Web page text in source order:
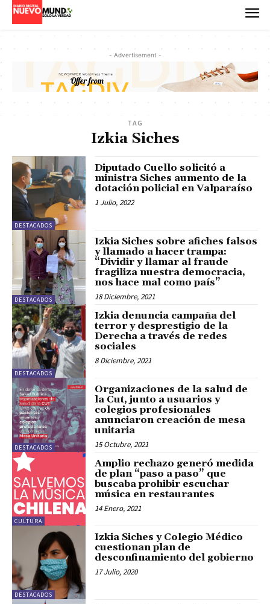
- Advertisement -
TAG
Izkia Siches
DESTACADOS
Diputado Cuello solicitó a
ministra Siches aumento de la
dotación policial en Valparaíso
1 Julio, 2022
DESTACADOS
Izkia Siches sobre afiches falsos
y llamado a hacer trampa:
“Dividir y llamar al fraude
fragiliza nuestra democracia,
nos hace mal como país”
18 Diciembre, 2021
DESTACADOS
Izkia denuncia campaña del
terror y desprestigio de la
Derecha a través de redes
sociales
8 Diciembre, 2021
DESTACADOS
Organizaciones de la salud de
la Cut, junto a usuarios y
colegios profesionales
anunciaron creación de mesa
unitaria
15 Octubre, 2021
CULTURA
Amplio rechazo generó medida
de plan “paso a paso” que
buscaba prohibir escuchar
música en restaurantes
14 Enero, 2021
DESTACADOS
Izkia Siches y Colegio Médico
cuestionan plan de
desconfinamiento del gobierno
17 Julio, 2020